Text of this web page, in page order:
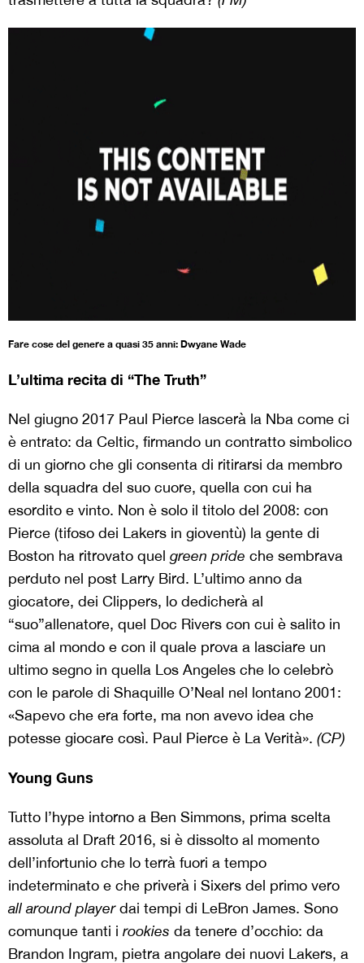
Fare cose del genere a quasi 35 anni: Dwyane Wade
L’ultima recita di “The Truth”
Nel giugno 2017 Paul Pierce lascerà la Nba come ci
è entrato: da Celtic, firmando un contratto simbolico
di un giorno che gli consenta di ritirarsi da membro
della squadra del suo cuore, quella con cui ha
esordito e vinto. Non è solo il titolo del 2008: con
Pierce (tifoso dei Lakers in gioventù) la gente di
Boston ha ritrovato quel green pride che sembrava
perduto nel post Larry Bird. L’ultimo anno da
giocatore, dei Clippers, lo dedicherà al
“suo”allenatore, quel Doc Rivers con cui è salito in
cima al mondo e con il quale prova a lasciare un
ultimo segno in quella Los Angeles che lo celebrò
con le parole di Shaquille O’Neal nel lontano 2001:
«Sapevo che era forte, ma non avevo idea che
potesse giocare così. Paul Pierce è La Verità». (CP)
Young Guns
Tutto l’hype intorno a Ben Simmons, prima scelta
assoluta al Draft 2016, si è dissolto al momento
dell’infortunio che lo terrà fuori a tempo
indeterminato e che priverà i Sixers del primo vero
all around playerdai tempi di LeBron James. Sono
comunque tanti i rookies da tenere d’occhio: da
Brandon Ingram, pietra angolare dei nuovi Lakers, a